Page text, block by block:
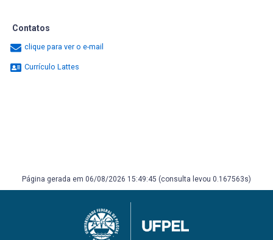
Contatos
clique para ver o e-mail
Currículo Lattes
Página gerada em 06/08/2026 15:49:45 (consulta levou 0.167563s)